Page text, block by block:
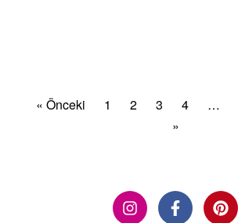
« Önceki 1 2 3 4 …
»